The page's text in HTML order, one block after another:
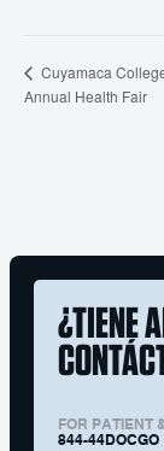
Cuyamaca
Annual Health Fair
¿TIENE
FOR PATIENT
844-44DOCGO